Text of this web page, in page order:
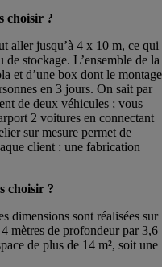
choisir ?
aller jusqu’à 4 x 10 m, ce qui
stockage. L’ensemble de la
et d’une box dont le montage
en 3 jours. On sait par
de deux véhicules ; vous
2 voitures en connectant
sur mesure permet de
client : une fabrication
choisir ?
dimensions sont réalisées sur
mètres de profondeur par 3,6
de plus de 14 m², soit une